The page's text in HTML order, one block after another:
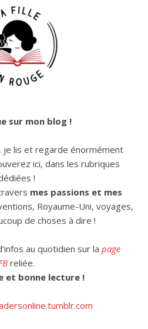
sur mon blog !
je lis et regarde énormément
ici, dans les rubriques
!
mes passions et mes
Royaume-Uni, voyages,
de choses à dire !
au quotidien sur la page
reliée.
et bonne lecture !